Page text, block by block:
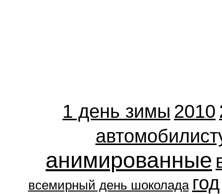
1 день зимы 2010
анимированные
всемирный день шоколада год